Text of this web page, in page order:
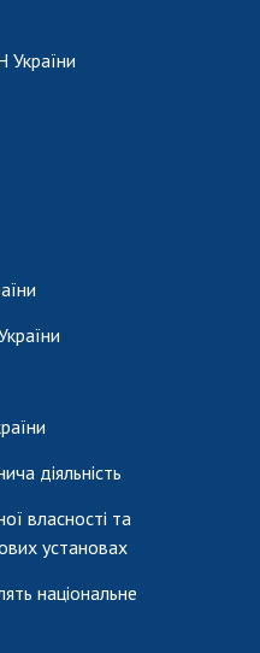
діяльність
власності та
установах
національне